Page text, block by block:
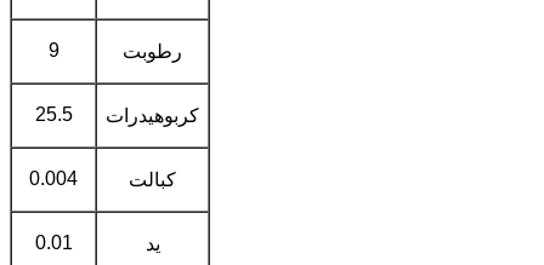
رطوبت 9
کربوهيدرات 25.5
کبالت 0.004
يد 0.01